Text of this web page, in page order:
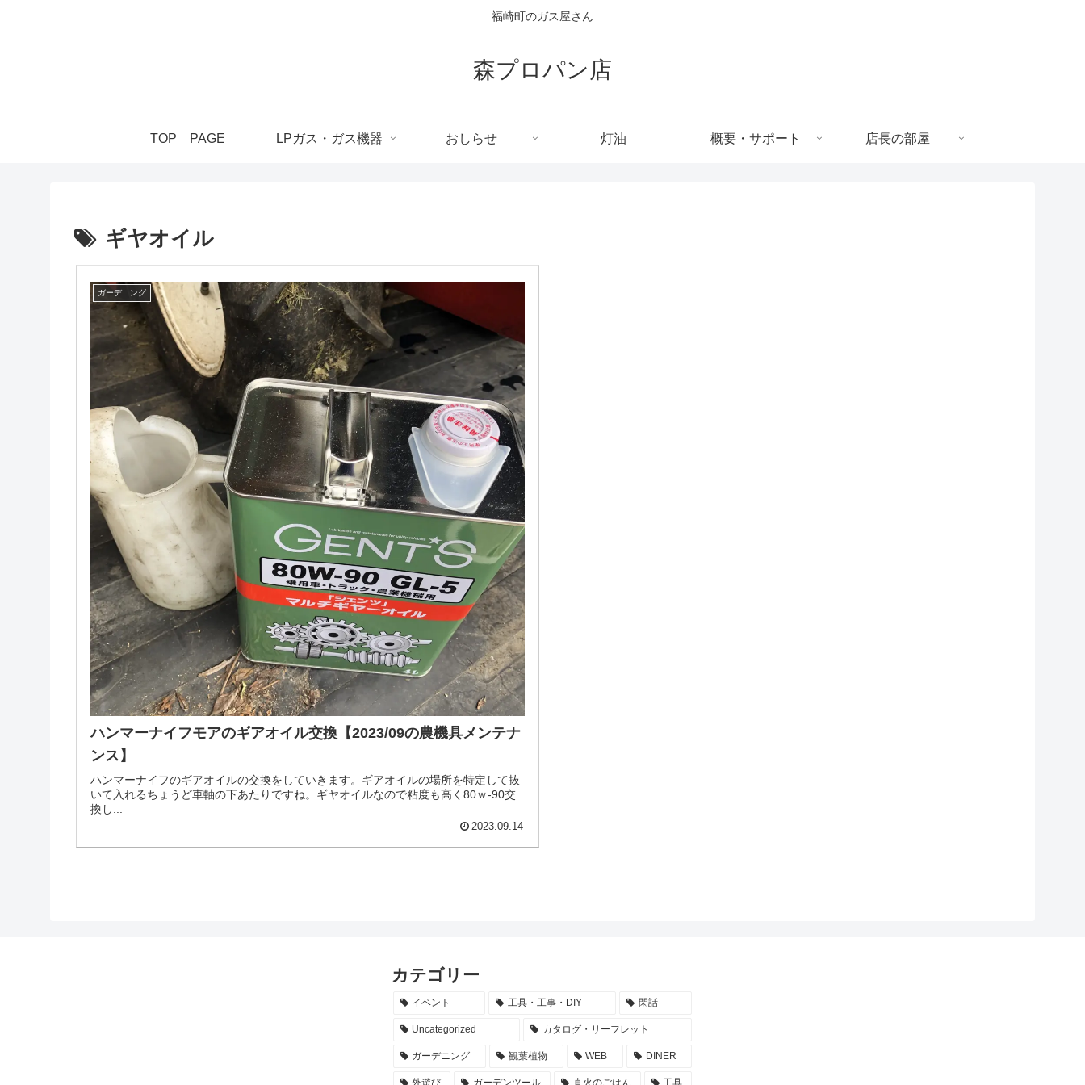
福崎町のガス屋さん
森プロパン店
TOP PAGE LPガス・ガス機器 おしらせ 灯油 概要・サポート 店長の部屋
ギヤオイル
ガーデニング
ハンマーナイフモアのギアオイル交換【2023/09の農機具メンテナ
ンス】
ハンマーナイフのギアオイルの交換をしていきます。ギアオイルの場所を特定して抜
いて入れるちょうど車軸の下あたりですね。ギヤオイルなので粘度も高く80ｗ-90交
換し...
2023.09.14
カテゴリー
イベント 工具・工事・DIY 閑話
Uncategorized カタログ・リーフレット
ガーデニング 観葉植物 WEB DINER